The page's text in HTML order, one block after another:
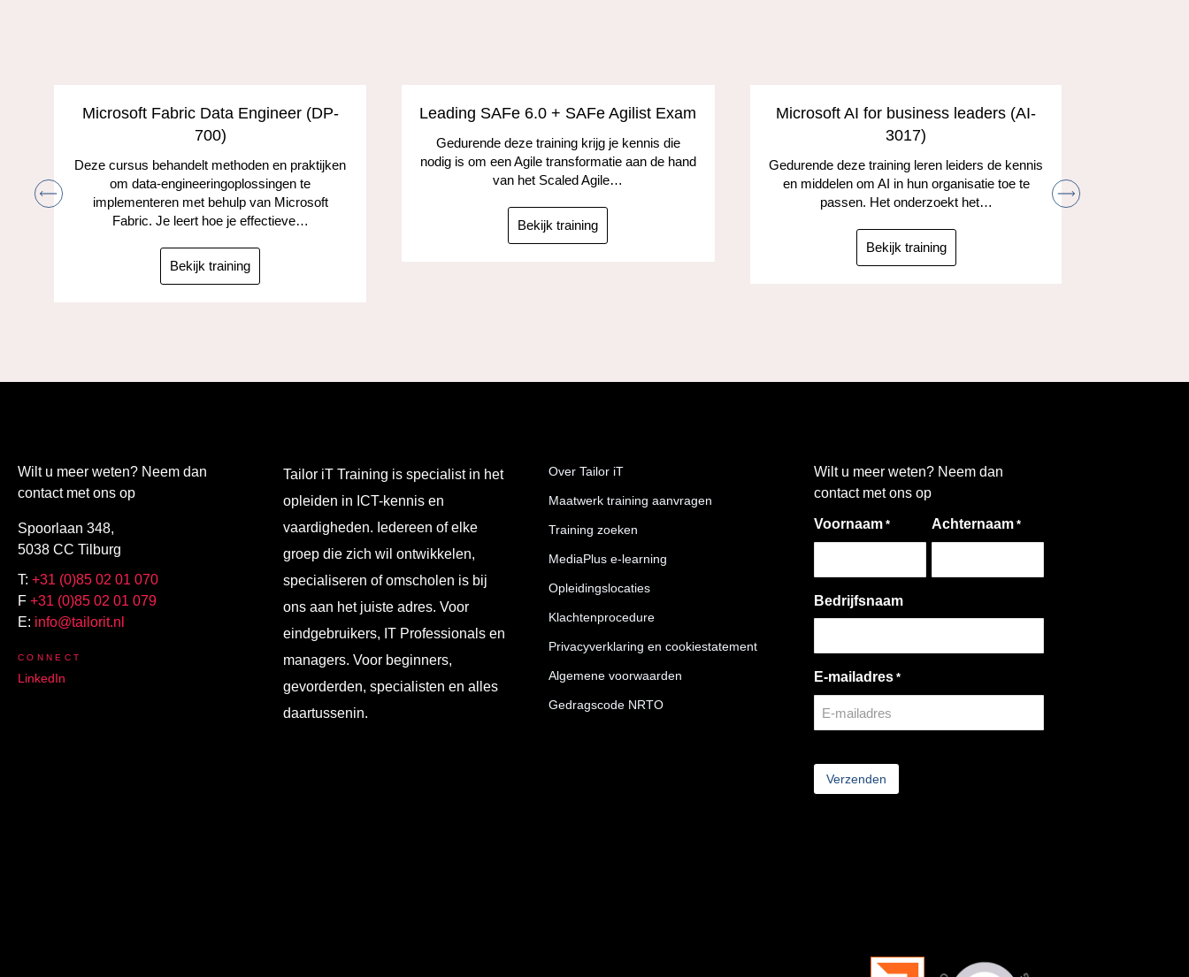
Microsoft Fabric Data Engineer (DP-
700)
Deze cursus behandelt methoden en praktijken
om data-engineeringoplossingen te
implementeren met behulp van Microsoft
Fabric. Je leert hoe je effectieve…
Bekijk training
Leading SAFe 6.0 + SAFe Agilist Exam
Gedurende deze training krijg je kennis die
nodig is om een Agile transformatie aan de hand
van het Scaled Agile…
Bekijk training
Microsoft AI for business leaders (AI-
3017)
Gedurende deze training leren leiders de kennis
en middelen om AI in hun organisatie toe te
passen. Het onderzoekt het…
Bekijk training
Wilt u meer weten? Neem dan
contact met ons op
Spoorlaan 348,
5038 CC Tilburg
T: +31 (0)85 02 01 070
F +31 (0)85 02 01 079
E: info@tailorit.nl
CONNECT
LinkedIn
Tailor iT Training is specialist in het
opleiden in ICT-kennis en
vaardigheden. Iedereen of elke
groep die zich wil ontwikkelen,
specialiseren of omscholen is bij
ons aan het juiste adres. Voor
eindgebruikers, IT Professionals en
managers. Voor beginners,
gevorderden, specialisten en alles
daartussenin.
Over Tailor iT
Maatwerk training aanvragen
Training zoeken
MediaPlus e-learning
Opleidingslocaties
Klachtenprocedure
Privacyverklaring en cookiestatement
Algemene voorwaarden
Gedragscode NRTO
Wilt u meer weten? Neem dan
contact met ons op
Voornaam * Achternaam *
Bedrijfsnaam
E-mailadres *